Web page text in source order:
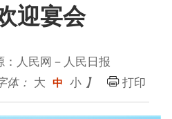
迎宴会
人民网－人民日报
体： 大 中 小 】 打印